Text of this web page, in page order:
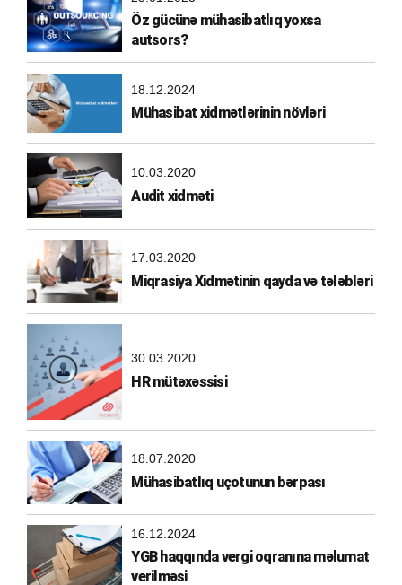
Öz gücünə mühasibatlıq yoxsa
autsors?
18.12.2024
Mühasibat xidmətlərinin növləri
10.03.2020
Audit xidməti
17.03.2020
Miqrasiya Xidmətinin qayda və tələbləri
30.03.2020
HR mütəxəssisi
18.07.2020
Mühasibatlıq uçotunun bərpası
16.12.2024
YGB haqqında vergi oqranına məlumat
verilməsi